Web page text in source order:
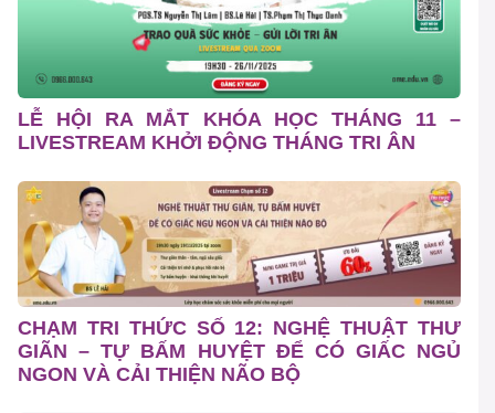
LỄ HỘI RA MẮT KHÓA HỌC THÁNG 11 –
LIVESTREAM KHỞI ĐỘNG THÁNG TRI ÂN
CHẠM TRI THỨC SỐ 12: NGHỆ THUẬT THƯ
GIÃN – TỰ BẤM HUYỆT ĐỂ CÓ GIẤC NGỦ
NGON VÀ CẢI THIỆN NÃO BỘ